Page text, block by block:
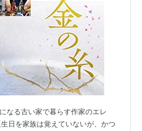
なる古い家で暮らす作家のエレ
日を家族は覚えていないが、かつ